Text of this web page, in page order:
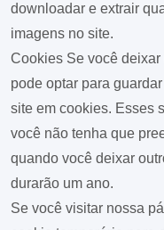
downloadar e extrair
imagens no site.
Cookies Se você
pode optar para
site em cookies. Esses
você não tenha que
quando você deixar
durarão um ano.
Se você visitar nossa